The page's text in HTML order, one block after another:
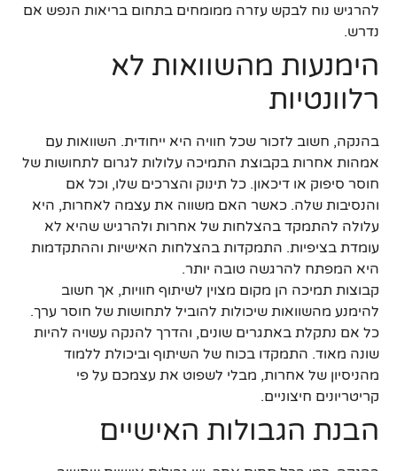
להרגיש נוח לבקש עזרה ממומחים בתחום בריאות הנפש אם
נדרש.
הימנעות מהשוואות לא
רלוונטיות
בהנקה, חשוב לזכור שכל חוויה היא ייחודית. השוואות עם
אמהות אחרות בקבוצת התמיכה עלולות לגרום לתחושות של
חוסר סיפוק או דיכאון. כל תינוק והצרכים שלו, וכל אם
והנסיבות שלה. כאשר האם משווה את עצמה לאחרות, היא
עלולה להתמקד בהצלחות של אחרות ולהרגיש שהיא לא
עומדת בציפיות. התמקדות בהצלחות האישיות וההתקדמות
היא המפתח להרגשה טובה יותר.
קבוצות תמיכה הן מקום מצוין לשיתוף חוויות, אך חשוב
להימנע מהשוואות שיכולות להוביל לתחושות של חוסר ערך.
כל אם נתקלת באתגרים שונים, והדרך להנקה עשויה להיות
שונה מאוד. התמקדו בכוח של השיתוף וביכולת ללמוד
מהניסיון של אחרות, מבלי לשפוט את עצמכם על פי
קריטריונים חיצוניים.
הבנת הגבולות האישיים